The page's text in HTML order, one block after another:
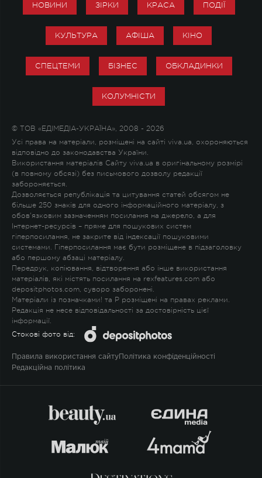
НОВИНИ ЗІРКИ КРАСА ПОДІЇ
КУЛЬТУРА АФІША КІНО
СПЕЦТЕМИ БІЗНЕС ОБКЛАДИНКИ
КОЛУМНІСТИ
© ТОВ «ЕДІМЕДІА-УКРАЇНА», 2008 - 2026
Усі права на матеріали, розміщені на сайті viva.ua, охороняються
відповідно до законодавства України.
Використання матеріалів Сайту viva.ua в оригінальному розмірі
(в повному обсязі) без письмового дозволу редакції
забороняється.
Дозволяється републікація та цитування статей обсягом не
більше 250 знаків для одного інформаційного матеріалу, з
обов'язковим зазначенням посилання на джерело, а для
Інтернет-ресурсів – пряме для пошукових систем
гіперпосилання, не закрите від індексації пошуковими
системами. Гіперпосилання має бути розміщене в підзаголовку
або першому абзаці матеріалу.
Передрук, копіювання, відтворення або інше використання
матеріалів, які містять посилання на rexfeatures.com або
depositphotos.com, суворо заборонені.
Матеріали із позначками! та P розміщені на правах реклами.
Редакція не несе відповідальності за достовірність цієї
інформації.
Стокові фото від:
Правила використання сайту Політика конфіденційності
Редакційна політика